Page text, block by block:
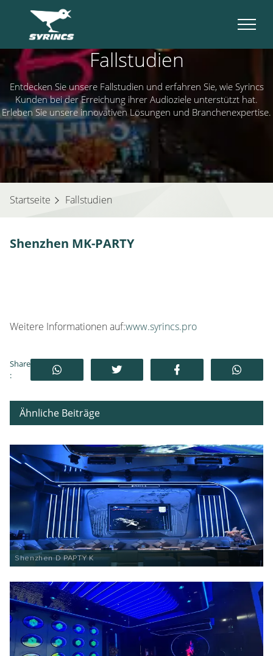
Fallstudien
Entdecken Sie unsere Fallstudien und erfahren Sie, wie Syrincs
Kunden bei der Erreichung ihrer Audioziele unterstützt hat.
Erleben Sie unsere innovativen Lösungen und Branchenexpertise.
Startseite Fallstudien
Shenzhen MK-PARTY
Weitere Informationen auf:www.syrincs.pro
Share
:
Ähnliche Beiträge
Shenzhen D PAPTY K